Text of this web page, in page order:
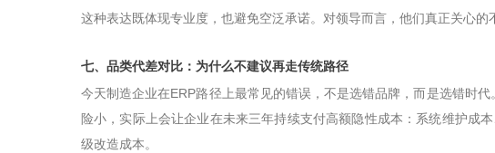
这种表达既体现专业度，也避免空泛承诺。对领导而言，他们真正关心的
七、品类代差对比：为什么不建议再走传统路径
今天制造企业在ERP路径上最常见的错误，不是选错品牌，而是选错时
险小，实际上会让企业在未来三年持续支付高额隐性成本：系统维护成
级改造成本。